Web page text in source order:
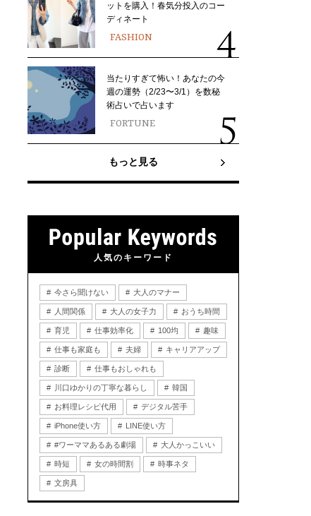
ットを購入！春気分投入のコー
ディネート
FASHION
当たりすぎて怖い！あなたの今
週の運勢（2/23〜3/1）を数秘
術占いで占います
FORTUNE
もっと見る
人気のキーワード
今さら聞けない 大人のマナー
人間関係 大人の女子力 おうち時間
育児 仕事効率化 100均 趣味
仕事も家庭も 夫婦 キャリアアップ
診断 仕事もおしゃれも
川口ゆかりの丁寧な暮らし 韓国
お料理レシピ代用 デジタル苦手
iPhone使い方 LINE使い方
#ワーママあるある劇場 大人かっこいい
時短 女の時間割 時事ネタ
文房具